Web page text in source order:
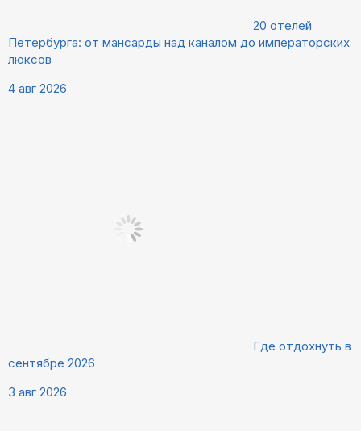
20 отелей
Петербурга: от мансарды над каналом до императорских
люксов
4 авг 2026
Где отдохнуть в
сентябре 2026
3 авг 2026